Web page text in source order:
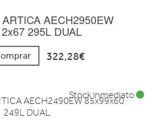
AECH2950EW
295L DUAL
322,28€
Stock inmediato